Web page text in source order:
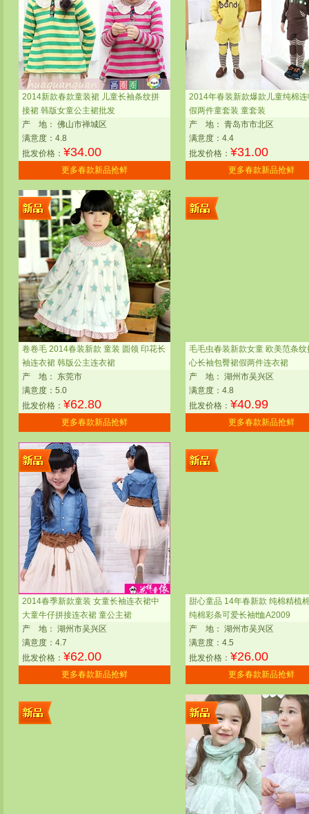
2014新款春款童装裙 儿童长袖条纹拼
接裙 韩版女童公主裙批发
产
地： 佛山市禅城区
满意度：4.8
批发价格： ¥34.00
更多春款新品抢鲜
2014年春装新款爆款儿童纯棉
假两件童套装 童套装
产
地： 青岛市市北区
满意度：4.4
批发价格： ¥31.00
更多春款新品抢鲜
卷卷毛 2014春装新款 童装 圆领 印花长
袖连衣裙 韩版公主连衣裙
产
地：
东莞市
满意度：5.0
批发价格： ¥62.80
更多春款新品抢鲜
毛毛虫春装新款女童 欧美范条纹
心长袖包臀裙假两件连衣裙
产
地： 湖州市吴兴区
满意度：4.8
批发价格： ¥40.99
更多春款新品抢鲜
2014春季新款童装 女童长袖连衣裙中
大童牛仔拼接连衣裙 童公主裙
产
地： 湖州市吴兴区
满意度：4.7
批发价格： ¥62.00
更多春款新品抢鲜
甜心童品 14年春新款 纯棉精梳
纯棉彩条可爱长袖t恤A2009
产
地： 湖州市吴兴区
满意度：4.5
批发价格： ¥26.00
更多春款新品抢鲜